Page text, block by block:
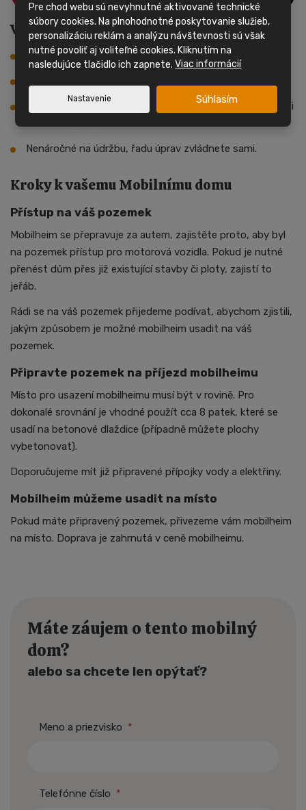
Výhody mobilních domů
Cenově dostupné, rychlé a pohodlné.
Lze je snadno napojit na inženýrské sítě, ale mohou být i
Nenáročné na údržbu, řadu úprav zvládnete sami.
Kroky k vašemu Mobilnímu domu
Přístup na váš pozemek
Mobilheim se přepravuje za autem, zajistěte proto, aby byl
na pozemek přístup pro motorová vozidla. Pokud je nutné
přenést dům přes již existující stavby či ploty, zajistí to
jeřáb.
Rádi se na váš pozemek přijedeme podívat, abychom zjistili,
jakým způsobem je možné mobilheim usadit na váš
pozemek.
Připravte pozemek na příjezd mobilheimu
Místo pro usazení mobilheimu musí být v rovině. Pro
dokonalé srovnání je vhodné použít cca 8 patek, které se
usadí na betonové dlaždice (případně můžete plochy
vybetonovat).
Doporučujeme mít již připravené přípojky vody a elektřiny.
Mobilheim můžeme usadit na místo
Pokud máte připravený pozemek, přivezeme vám mobilheim
na místo. Doprava je zahrnutá v ceně mobilheimu.
Máte záujem o tento mobilný
dom?
alebo sa chcete len opýtať?
Meno a priezvisko *
Telefónne číslo *
Pre chod webu sú nevyhnutné aktivované technické
súbory cookies. Na plnohodnotné poskytovanie služieb,
personalizáciu reklám a analýzu návštevnosti sú však
nutné povoliť aj voliteľné cookies. Kliknutím na
nasledujúce tlačidlo ich zapnete.Viac informácií
Nastavenie Súhlasím